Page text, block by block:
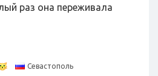
раз она переживала
Севастополь